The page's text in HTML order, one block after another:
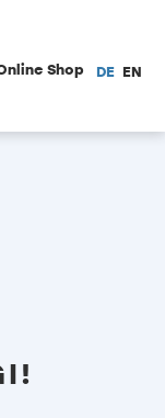
Shop DE EN